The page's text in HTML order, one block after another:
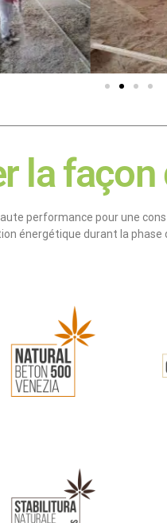
la
performance pour une
énergétique durant la